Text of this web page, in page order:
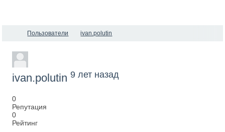
Пользователи ivan.polutin
ivan.polutin 9 лет назад
0
Репутация
0
Рейтинг